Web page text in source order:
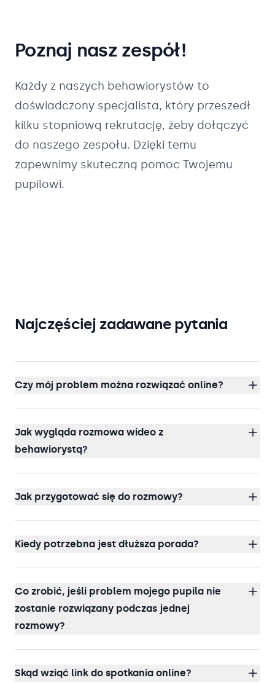
Poznaj nasz zespół!
Każdy z naszych behawiorystów to
doświadczony specjalista, który przeszedł
kilku stopniową rekrutację, żeby dołączyć
do naszego zespołu. Dzięki temu
zapewnimy skuteczną pomoc Twojemu
pupilowi.
Najczęściej zadawane pytania
Czy mój problem można rozwiązać online?
Jak wygląda rozmowa wideo z
behawiorystą?
Jak przygotować się do rozmowy?
Kiedy potrzebna jest dłuższa porada?
Co zrobić, jeśli problem mojego pupila nie
zostanie rozwiązany podczas jednej
rozmowy?
Skąd wziąć link do spotkania online?